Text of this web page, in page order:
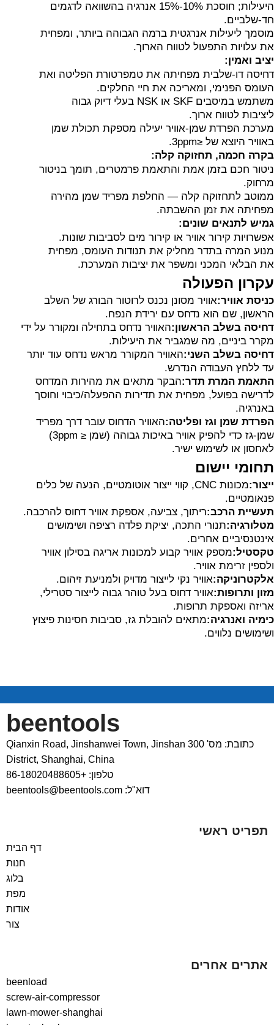
היעילות; חוסכת 10%-15% אנרגיה בהשוואה לדגמים
חד-שלביים.
מוסמך ליעילות אנרגטית ברמה הגבוהה ביותר, ומפחית
את עלויות התפעול לטווח הארוך.
יציב ואמין:
דחיסה דו-שלבית מפחיתה את טמפרטורת הפליטה ואת
העומס הפנימי, ומאריכה את חיי החלקים.
משתמש במיסבים SKF או NSK בעלי דיוק גבוה
ליציבות לטווח ארוך.
מערכת הפרדת שמן-אוויר יעילה מספקת תכולת שמן
באוויר היוצא של ≤3ppm.
בקרה חכמה, תחזוקה קלה:
ניטור חכם בזמן אמת והתאמת פרמטרים, תומך בניטור
מרחוק.
ממוטב לתחזוקה קלה — החלפת מפריד שמן מהירה
מפחיתה את זמן ההשבתה.
גמיש לתנאים שונים:
אפשרויות קירור אוויר או קירור מים לסביבות שונות.
מנוע המרה בתדר מחליק את תנודות העומס, מפחית
את הבלאי המכני ומשפר את יציבות המערכת.
עקרון הפעולה
כניסת אוויר:אוויר מסונן נכנס לרוטור הבורג של השלב
הראשון, שם הוא נדחס עם ירידת הנפח.
דחיסה בשלב הראשון:האוויר נדחס בתחילה ומקורר על ידי
מקרר ביניים, מה שמגביר את היעילות.
דחיסה בשלב השני:האוויר המקורר מראש נדחס עוד יותר
עד ללחץ העבודה הנדרש.
התאמת המרת תדר:הבקר מתאים את מהירות המדחס
לדרישה בפועל, מפחית את תדירות ההפעלה/כיבוי וחוסך
באנרגיה.
הפרדת שמן וגז ופליטה:האוויר הדחוס עובר דרך מפריד
שמן-גז כדי להפיק אוויר באיכות גבוהה (שמן ≤ 3ppm)
לאחסון או לשימוש ישיר.
תחומי יישום
ייצור:
מכונות CNC, קווי ייצור אוטומטיים, הנעה של כלים
פנאומטיים.
תעשיית הרכב:ריתוך, צביעה, אספקת אוויר דחוס להרכבה.
מטלורגיה:תנורי התכה, יציקת פלדה רציפה ושימושים
אינטנסיביים אחרים.
טקסטיל:מספק אוויר קבוע למכונות אריגה בסילון אוויר
ולספין זרימת אוויר.
אלקטרוניקה:אוויר נקי לייצור מדויק ולמניעת זיהום.
מזון ותרופות:אוויר דחוס בעל טוהר גבוה לייצור סטרילי,
אריזה ואספקת תרופות.
כימיה ואנרגיה:מתאים להובלת גז, סביבות חסינות פיצוץ
ושימושים נלווים.
beentools
כתובת: מס' 300 Qianxin Road, Jinshanwei Town, Jinshan
District, Shanghai, China
טלפון: +86-18020488605
דוא"ל: beentools@beentools.com
תפריט ראשי
דף הבית
חנות
בלוג
מפת
אודות
צור
אתרים אחרים
beenload
screw-air-compressor
lawn-mower-shanghai